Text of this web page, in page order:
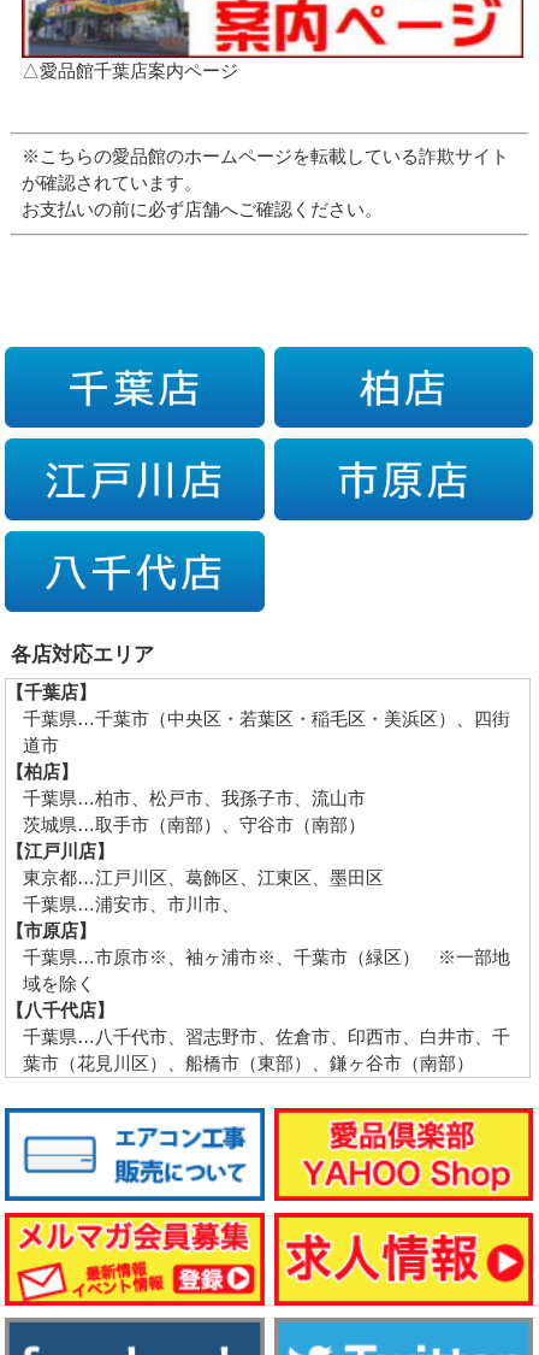
△愛品館千葉店案内ページ
※こちらの愛品館のホームページを転載している詐欺サイト
が確認されています。
お支払いの前に必ず店舗へご確認ください。
各店対応エリア
【千葉店】
千葉県…千葉市（中央区・若葉区・稲毛区・美浜区）、四街
道市
【柏店】
千葉県…柏市、松戸市、我孫子市、流山市
茨城県…取手市（南部）、守谷市（南部）
【江戸川店】
東京都…江戸川区、葛飾区、江東区、墨田区
千葉県…浦安市、市川市、
【市原店】
千葉県…市原市※、袖ヶ浦市※、千葉市（緑区） ※一部地
域を除く
【八千代店】
千葉県…八千代市、習志野市、佐倉市、印西市、白井市、千
葉市（花見川区）、船橋市（東部）、鎌ヶ谷市（南部）